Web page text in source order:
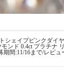
シェイプピンクダイ
ンド 0.4ct プラチナ
期間:11/16まで/レビ